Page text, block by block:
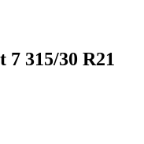
315/30 R21